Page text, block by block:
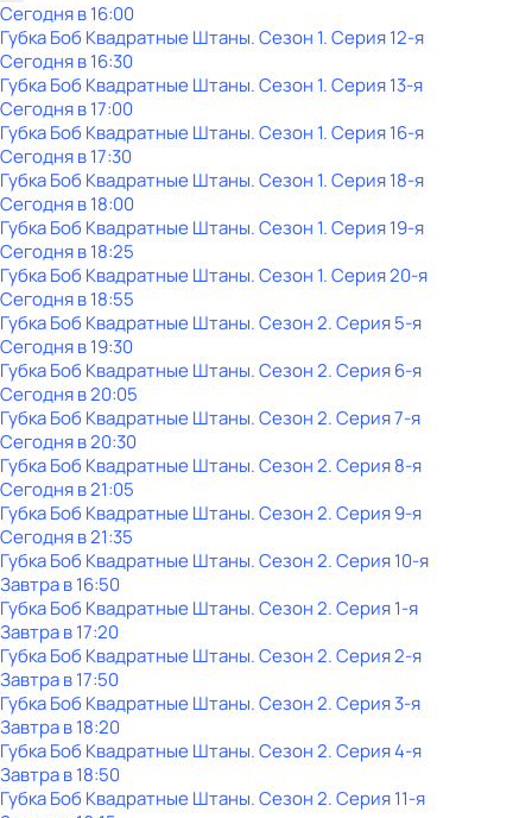
Сегодня в 16:00
Губка Боб Квадратные Штаны. Сезон 1. Серия 12-я
Сегодня в 16:30
Губка Боб Квадратные Штаны. Сезон 1. Серия 13-я
Сегодня в 17:00
Губка Боб Квадратные Штаны. Сезон 1. Серия 16-я
Сегодня в 17:30
Губка Боб Квадратные Штаны. Сезон 1. Серия 18-я
Сегодня в 18:00
Губка Боб Квадратные Штаны. Сезон 1. Серия 19-я
Сегодня в 18:25
Губка Боб Квадратные Штаны. Сезон 1. Серия 20-я
Сегодня в 18:55
Губка Боб Квадратные Штаны. Сезон 2. Серия 5-я
Сегодня в 19:30
Губка Боб Квадратные Штаны. Сезон 2. Серия 6-я
Сегодня в 20:05
Губка Боб Квадратные Штаны. Сезон 2. Серия 7-я
Сегодня в 20:30
Губка Боб Квадратные Штаны. Сезон 2. Серия 8-я
Сегодня в 21:05
Губка Боб Квадратные Штаны. Сезон 2. Серия 9-я
Сегодня в 21:35
Губка Боб Квадратные Штаны. Сезон 2. Серия 10-я
Завтра в 16:50
Губка Боб Квадратные Штаны. Сезон 2. Серия 1-я
Завтра в 17:20
Губка Боб Квадратные Штаны. Сезон 2. Серия 2-я
Завтра в 17:50
Губка Боб Квадратные Штаны. Сезон 2. Серия 3-я
Завтра в 18:20
Губка Боб Квадратные Штаны. Сезон 2. Серия 4-я
Завтра в 18:50
Губка Боб Квадратные Штаны. Сезон 2. Серия 11-я